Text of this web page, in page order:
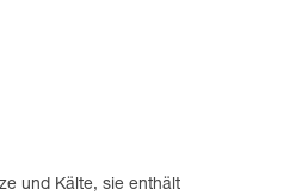
und Kälte, sie enthält